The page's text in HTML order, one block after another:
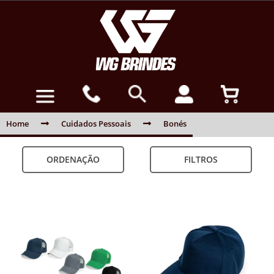
Home Cuidados Pessoais Bonés
ORDENAÇÃO FILTROS